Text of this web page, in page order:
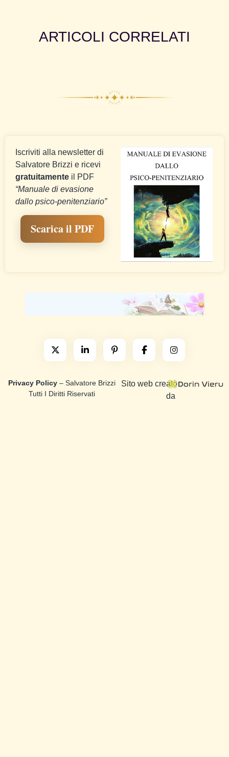
ARTICOLI CORRELATI
Iscriviti alla newsletter di
Salvatore Brizzi e ricevi
gratuitamente il PDF
“Manuale di evasione
dallo psico-penitenziario”
Scarica il PDF
Privacy Policy– Salvatore Brizzi
Tutti I Diritti Riservati
Sito web creato
da